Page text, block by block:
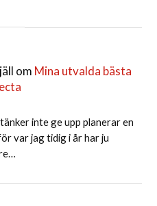
om Mina utvalda bästa
inte ge upp planerar en
var jag tidig i år har ju